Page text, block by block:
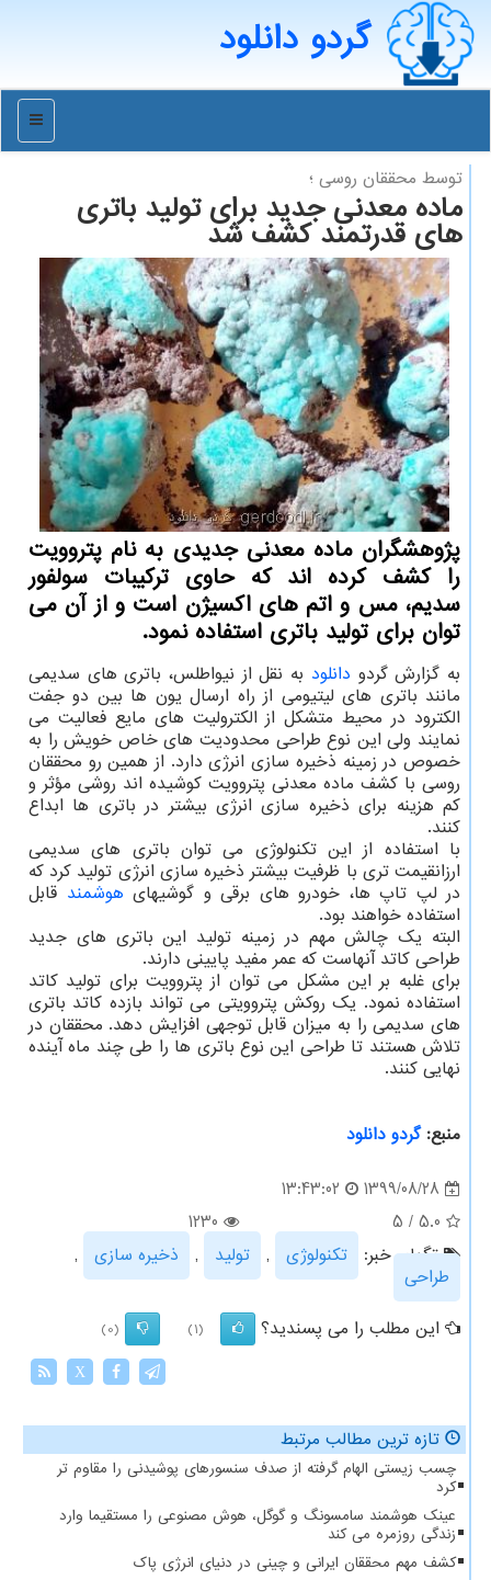
گردو دانلود
منو
توسط محققان روسی ؛
ماده معدنی جدید برای تولید باتری
های قدرتمند كشف شد
پژوهشگران ماده معدنی جدیدی به نام پتروویت
را كشف كرده اند كه حاوی تركیبات سولفور
سدیم، مس و اتم های اكسیژن است و از آن می
توان برای تولید باتری استفاده نمود.
به گزارش گردو دانلود به نقل از نیواطلس، باتری های سدیمی
مانند باتری های لیتیومی از راه ارسال یون ها بین دو جفت
الکترود در محیط متشکل از الکترولیت های مایع فعالیت می
نمایند ولی این نوع طراحی محدودیت های خاص خویش را به
خصوص در زمینه ذخیره سازی انرژی دارد. از همین رو محققان
روسی با کشف ماده معدنی پتروویت کوشیده اند روشی مؤثر و
کم هزینه برای ذخیره سازی انرژی بیشتر در باتری ها ابداع
کنند.
با استفاده از این تکنولوژی می توان باتری های سدیمی
ارزانقیمت تری با ظرفیت بیشتر ذخیره سازی انرژی تولید کرد که
در لپ تاپ ها، خودرو های برقی و گوشیهای هوشمند قابل
استفاده خواهند بود.
البته یک چالش مهم در زمینه تولید این باتری های جدید
طراحی کاتد آنهاست که عمر مفید پایینی دارند.
برای غلبه بر این مشکل می توان از پتروویت برای تولید کاتد
استفاده نمود. یک روکش پتروویتی می تواند بازده کاتد باتری
های سدیمی را به میزان قابل توجهی افزایش دهد. محققان در
تلاش هستند تا طراحی این نوع باتری ها را طی چند ماه آینده
نهایی کنند.
منبع:گردو دانلود
1399/08/28
13:43:02
5.0
/
5
1230
تگهای خبر:
تكنولوژی , تولید , ذخیره سازی
,
طراحی
این مطلب را می پسندید؟
(1)
(0)
X
تازه ترین مطالب مرتبط
چسب زیستی الهام گرفته از صدف سنسورهای پوشیدنی را مقاوم تر
کرد
عینک هوشمند سامسونگ و گوگل، هوش مصنوعی را مستقیما وارد
زندگی روزمره می کند
کشف مهم محققان ایرانی و چینی در دنیای انرژی پاک